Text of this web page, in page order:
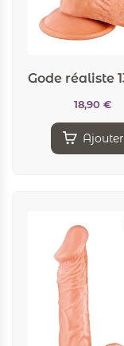
18,90 €
Ajouter